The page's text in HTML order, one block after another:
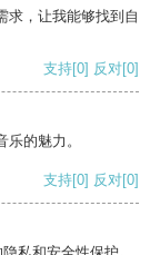
求，让我能够找到自
支持[0] 反对[0]
的魅力。
支持[0] 反对[0]